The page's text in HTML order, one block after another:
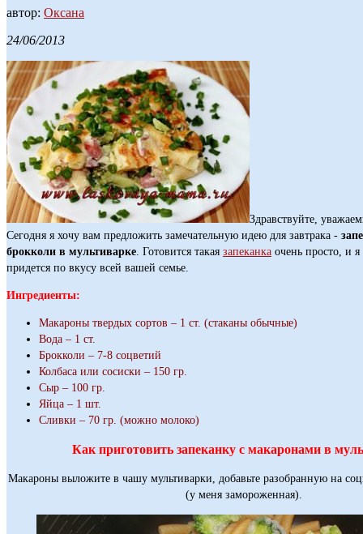
автор: Оксана
24/06/2013
Здравствуйте,
Сегодня я хочу вам предложить замечательную идею для завтрака -
брокколи в мультиварке . Готовится такая запеканка очень просто, и
придется по вкусу всей вашей семье.
Ингредиенты:
Макароны твердых сортов – 1 ст. (стаканы обычные)
Вода – 1 ст.
Брокколи – 7-8 соцветий
Колбаса или сосиски – 150 гр.
Сыр – 100 гр.
Яйца – 1 шт.
Сливки – 70 гр. (можно молоко)
Как приготовить запеканку с макаронами в
Макароны выложите в чашу мультиварки, добавьте разобранную на
(у меня замороженная).